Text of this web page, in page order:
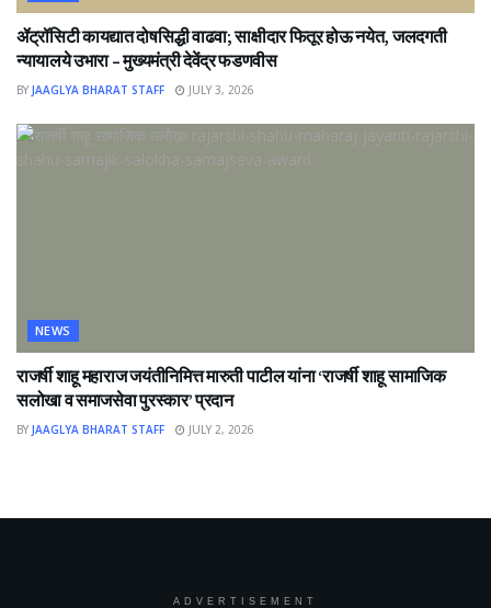
ॲट्रॉसिटी कायद्यात दोषसिद्धी वाढवा; साक्षीदार फितूर होऊ नयेत, जलदगती
न्यायालये उभारा – मुख्यमंत्री देवेंद्र फडणवीस
BY JAAGLYA BHARAT STAFF JULY 3, 2026
NEWS
राजर्षी शाहू महाराज जयंतीनिमित्त मारुती पाटील यांना ‘राजर्षी शाहू सामाजिक
सलोखा व समाजसेवा पुरस्कार’ प्रदान
BY JAAGLYA BHARAT STAFF JULY 2, 2026
ADVERTISEMENT